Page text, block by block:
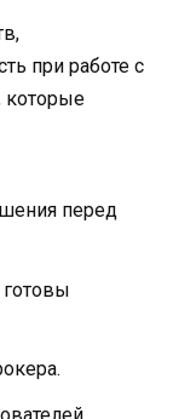
при работе с
которые
перед